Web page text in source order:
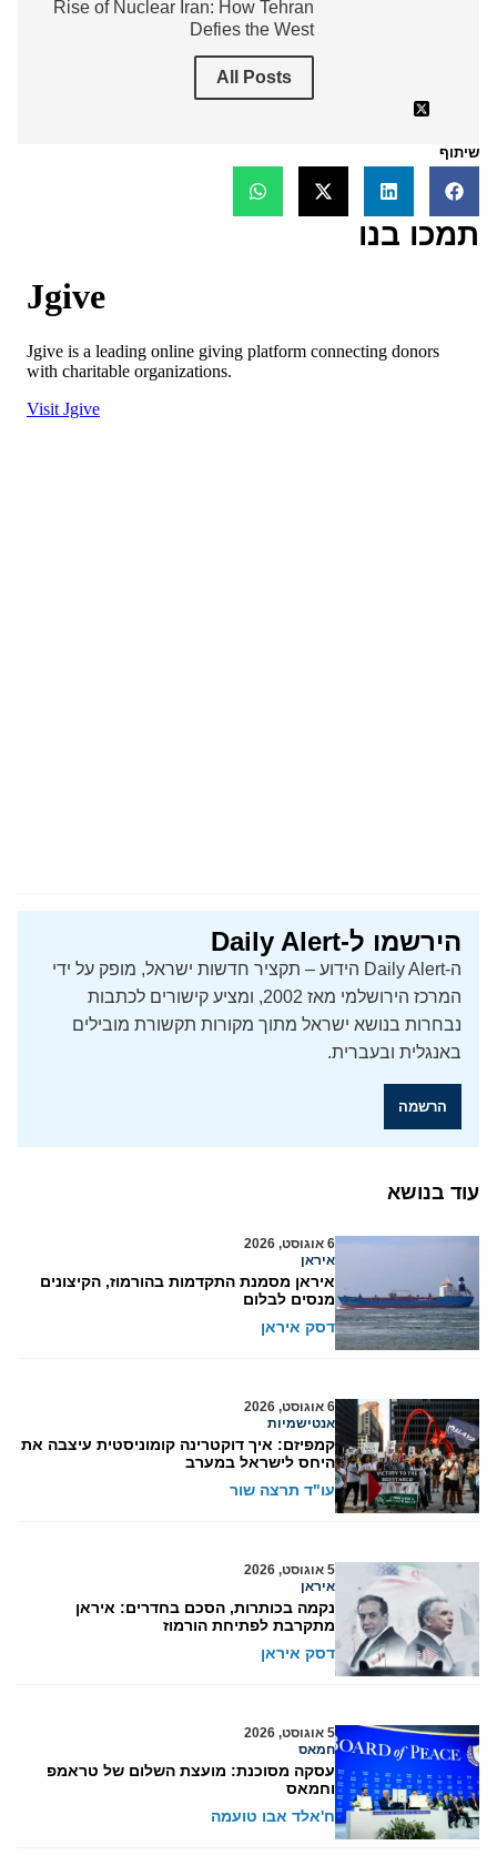
Rise of Nuclear Iran: How Tehran
Defies the West
All Posts
שיתוף
תמכו בנו
הירשמו ל-Daily Alert
ה-Daily Alert הידוע – תקציר חדשות ישראל, מופק על ידי
המרכז הירושלמי מאז 2002, ומציע קישורים לכתבות
נבחרות בנושא ישראל מתוך מקורות תקשורת מובילים
באנגלית ובעברית.
הרשמה
עוד בנושא
6 אוגוסט, 2026
איראן
איראן מסמנת התקדמות בהורמוז, הקיצונים
מנסים לבלום
דסק איראן
6 אוגוסט, 2026
אנטישמיות
קמפיזם: איך דוקטרינה קומוניסטית עיצבה את
היחס לישראל במערב
עו"ד תרצה שור
5 אוגוסט, 2026
איראן
נקמה בכותרות, הסכם בחדרים: איראן
מתקרבת לפתיחת הורמוז
דסק איראן
5 אוגוסט, 2026
חמאס
עסקה מסוכנת: מועצת השלום של טראמפ
וחמאס
ח'אלד אבו טועמה